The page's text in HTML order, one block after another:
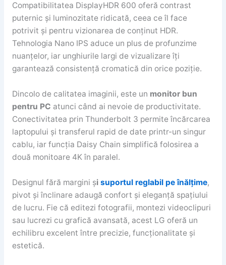
Compatibilitatea DisplayHDR 600 oferă contrast
puternic și luminozitate ridicată, ceea ce îl face
potrivit și pentru vizionarea de conținut HDR.
Tehnologia Nano IPS aduce un plus de profunzime
nuanțelor, iar unghiurile largi de vizualizare îți
garantează consistență cromatică din orice poziție.
Dincolo de calitatea imaginii, este un monitor bun
pentru PC atunci când ai nevoie de productivitate.
Conectivitatea prin Thunderbolt 3 permite încărcarea
laptopului și transferul rapid de date printr-un singur
cablu, iar funcția Daisy Chain simplifică folosirea a
două monitoare 4K în paralel.
Designul fără margini și suportul reglabil pe înălțime,
pivot și înclinare adaugă confort și eleganță spațiului
de lucru. Fie că editezi fotografii, montezi videoclipuri
sau lucrezi cu grafică avansată, acest LG oferă un
echilibru excelent între precizie, funcționalitate și
estetică.